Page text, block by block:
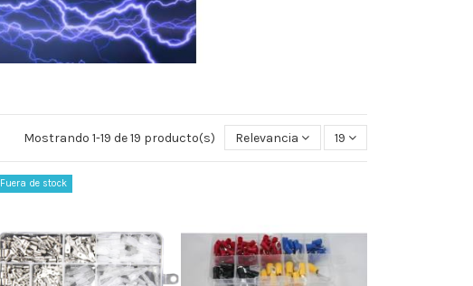
Mostrando 1-19 de 19 producto(s) Relevancia 19
Fuera de stock